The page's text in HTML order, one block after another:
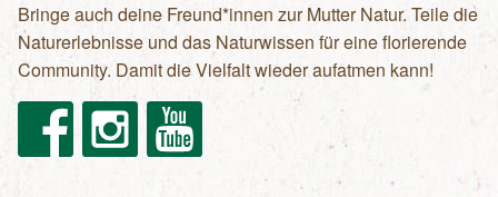
Bringe auch deine Freund*innen zur Mutter Natur. Teile die
Naturerlebnisse und das Naturwissen für eine florierende
Community. Damit die Vielfalt wieder aufatmen kann!
FacebookInstagram Youtube